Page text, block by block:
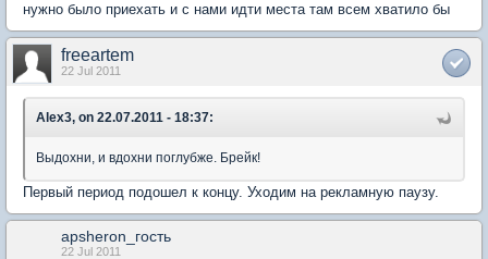
нужно было приехать и с нами идти места там всем хватило бы
freeartem
22 Jul 2011
Alex3, on 22.07.2011 - 18:37:
Выдохни, и вдохни поглубже. Брейк!
Первый период подошел к концу. Уходим на рекламную паузу.
apsheron_гость
22 Jul 2011